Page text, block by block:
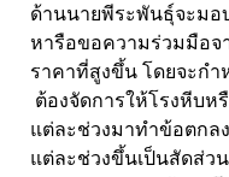
ด้านนายพีระพันธุ์จะมอ
หารือขอความร่วมมือจ
ราคาที่สูงขึ้น โดยจะกำ
ต้องจัดการให้โรงหีบห
แต่ละช่วงมาทำข้อตกล
แต่ละช่วงขึ้นเป็นสัดส่ว